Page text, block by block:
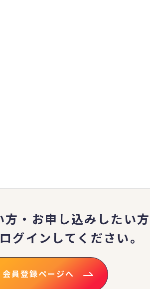
・お申し込み したい
グインしてください。
会員登録ページへ